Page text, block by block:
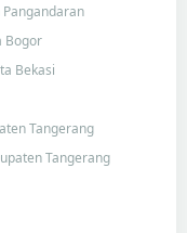
Bogor
Bekasi
Tangerang
Tangerang